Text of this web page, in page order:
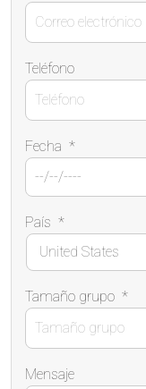
Teléfono
Fecha *
País *
Tamaño grupo *
Mensaje